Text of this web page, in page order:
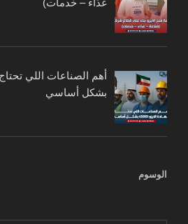
غذاء – خدمات)
بشكل أساسي
الوسوم